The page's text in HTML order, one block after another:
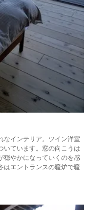
なインテリア。ツイン洋室
いています。窓の向こうは
穏やかになっていくのを感
はエントランスの暖炉で暖